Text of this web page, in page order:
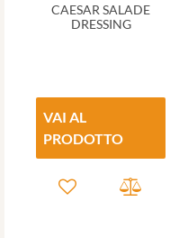
CAESAR SALADE
DRESSING
VAI AL
PRODOTTO